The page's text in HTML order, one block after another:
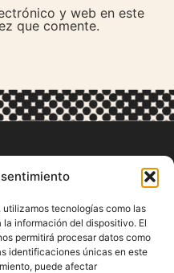
utilizamos tecnologías como las
información del dispositivo. El
permitirá procesar datos como
identificaciones únicas en este
puede afectar
y web en este
que comente.